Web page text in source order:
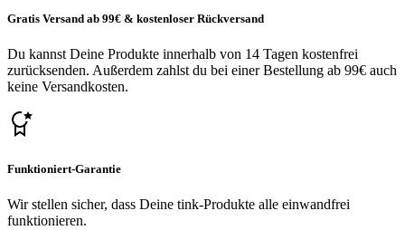
Gratis Versand ab 99€ & kostenloser Rückversand
Du kannst Deine Produkte innerhalb von 14 Tagen kostenfrei
zurücksenden. Außerdem zahlst du bei einer Bestellung ab 99€ auch
keine Versandkosten.
Funktioniert-Garantie
Wir stellen sicher, dass Deine tink-Produkte alle einwandfrei
funktionieren.